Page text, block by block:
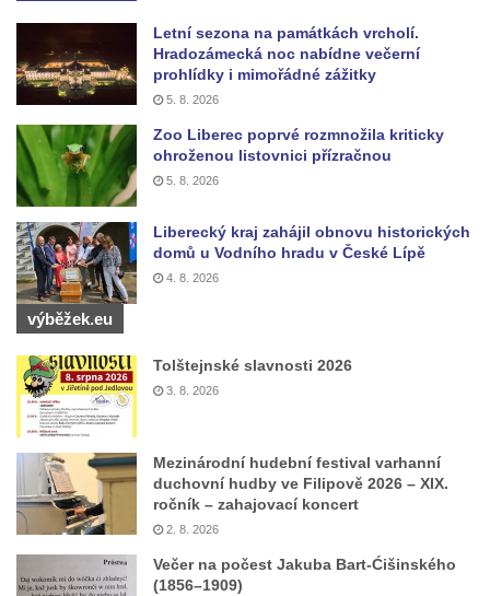
Pomník vojákům Rudé armády na hřbitově
v Kozlech
Pamětní deska pochodu smrti v Saupsdorfu
Pomník obětem 2. světové války v parku
Walthera von der Vogelweide v Duchcově
Památník obětem holokaustu v Lipové ulici
v Duchcově
Pomník obětem válek v Jeníkově
Pamětní deska obětem 1. světové války na
kapli Panny Marie v Lahošti
Pomník obětem 2. světové války v parku v
Mikulášovicích
Pomník obětem bombardování 8. 5. 1945 v
ulici U Plovárny ve Frýdlantu
Pamětní deska Rumburské vzpoury na
Základní škole Tyršova v Rumburku
vzpoury v Rumburku
Letní sezona na památkách vrcholí.
Hradozámecká noc nabídne večerní
prohlídky i mimořádné zážitky
5. 8. 2026
Zoo Liberec poprvé rozmnožila kriticky
ohroženou listovnici přízračnou
5. 8. 2026
Liberecký kraj zahájil obnovu historických
domů u Vodního hradu v České Lípě
4. 8. 2026
výběžek.eu
Tolštejnské slavnosti 2026
3. 8. 2026
Mezinárodní hudební festival varhanní
duchovní hudby ve Filipově 2026 – XIX.
ročník – zahajovací koncert
2. 8. 2026
Večer na počest Jakuba Bart-Ćišinského
(1856–1909)